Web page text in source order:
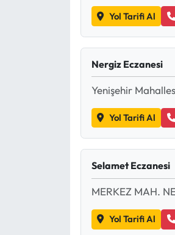
Yol Tarifi Al
Nergiz Eczanesi
Yenişehir
Yol Tarifi Al
Selamet Eczanesi
MERKEZ MAH.
Yol Tarifi Al